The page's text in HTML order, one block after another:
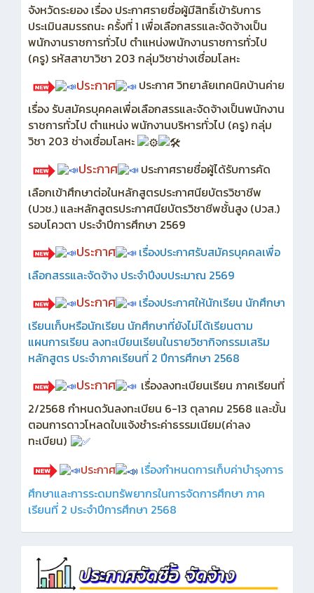
จังหวัดระยอง เรื่อง ประกาศรายชื่อผู้มีสิทธิ์เข้ารับการ
ประเมินสมรรถนะ ครั้งที่ 1 เพื่อเลือกสรรและจัดจ้างเป็น
พนักงานราชการทั่วไป ตำแหน่งพนักงานราชการทั่วไป
(ครู) รหัสสาขาวิชา 203 กลุ่มวิชาช่างเชื่อมโลหะ
ประกาศ
ประกาศ วิทยาลัยเทคนิคบ้านค่าย
เรื่อง รับสมัครบุคคลเพื่อเลือกสรรและจัดจ้างเป็นพนักงาน
ราชการทั่วไป ตำแหน่ง พนักงานบริหารทั่วไป (ครู) กลุ่ม
วิชา 203 ช่างเชื่อมโลหะ
ประกาศ
ประกาศรายชื่อผู้ได้รับการคัด
เลือกเข้าศึกษาต่อในหลักสูตรประกาศนียบัตรวิชาชีพ
(ปวช.) และหลักสูตรประกาศนียบัตรวิชาชีพชั้นสูง (ปวส.)
รอบโควตา ประจำปีการศึกษา 2569
ประกาศ เรื่องประกาศรับสมัครบุคคลเพื่อ
เลือกสรรและจัดจ้าง ประจำปีงบประมาณ 2569
ประกาศ
เรื่องประกาศให้นักเรียน นักศึกษา
เรียนเก็บหรือนักเรียน นักศึกษาที่ยังไม่ได้เรียนตาม
แผนการเรียน ลงทะเบียนเรียนในรายวิชากิจกรรมเสริม
หลักสูตร ประจำภาคเรียนที่ 2 ปีการศึกษา 2568
ประกาศ
เรื่องลงทะเบียนเรียน ภาคเรียนที่
2/2568 กำหนดวันลงทะเบียน 6-13 ตุลาคม 2568 และขั้น
ตอนการดาวโหลดใบแจ้งชำระค่าธรรมเนียม(ค่าลง
ทะเบียน)
ประกาศ
เรื่องกำหนดการเก็บค่าบำรุงการ
ศึกษาและการระดมทรัพยากรในการจัดการศึกษา ภาค
เรียนที่ 2 ประจำปีการศึกษา 2568